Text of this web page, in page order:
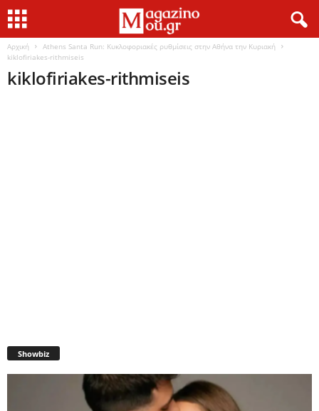
Αρχική
Athens Santa Run: Κυκλοφοριακές ρυθμίσεις στην Αθήνα την Κυριακή
kiklofiriakes-rithmiseis
kiklofiriakes-rithmiseis
Showbiz